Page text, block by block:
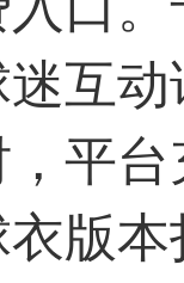
互
平
版